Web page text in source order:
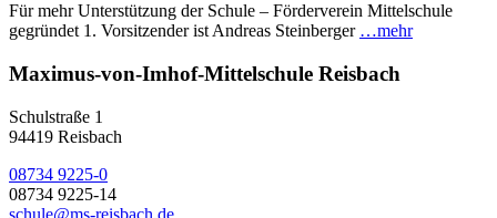
Für mehr Unterstützung der Schule – Förderverein Mittelschule
gegründet 1. Vorsitzender ist Andreas Steinberger …mehr
Maximus-von-Imhof-Mittelschule Reisbach
Schulstraße 1
94419 Reisbach
08734 9225-0
08734 9225-14
schule@ms-reisbach.de